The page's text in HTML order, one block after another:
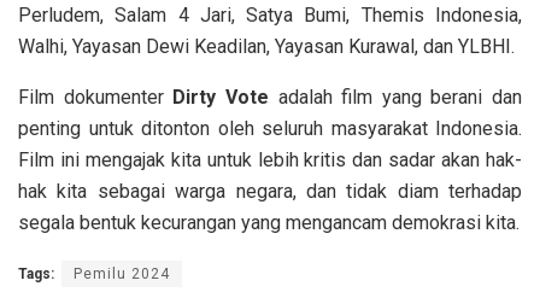
Perludem, Salam 4 Jari, Satya Bumi, Themis Indonesia,
Walhi, Yayasan Dewi Keadilan, Yayasan Kurawal, dan YLBHI.
Film dokumenter Dirty Vote adalah film yang berani dan
penting untuk ditonton oleh seluruh masyarakat Indonesia.
Film ini mengajak kita untuk lebih kritis dan sadar akan hak-
hak kita sebagai warga negara, dan tidak diam terhadap
segala bentuk kecurangan yang mengancam demokrasi kita.
Tags: Pemilu 2024